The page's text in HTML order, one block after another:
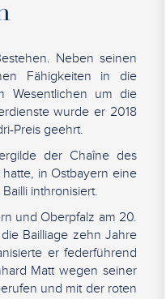
Neben seinen
Fähigkeiten in die
Wesentlichen um die
wurde er 2018
Preis geehrt.
der Chaîne des
in Ostbayern eine
inthronisiert.
und Oberpfalz am 20.
Bailliage zehn Jahre
er federführend
Matt wegen seiner
und mit der roten